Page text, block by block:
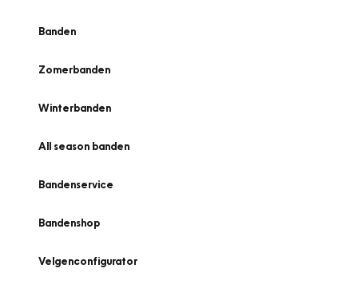
Banden
Zomerbanden
Winterbanden
All season banden
Bandenservice
Bandenshop
Velgenconfigurator